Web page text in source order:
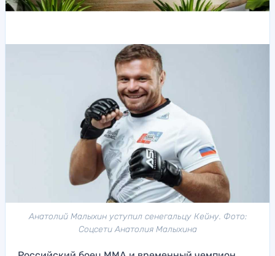
Анатолий Малыхин уступил сенегальцу Кейну. Фото:
Соцсети Анатолия Малыхина